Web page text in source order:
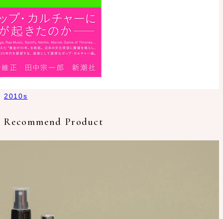
2010s
Recommend Product